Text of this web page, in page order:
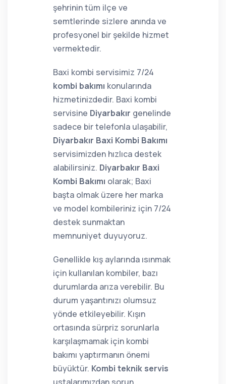
şehrinin tüm ilçe ve
semtlerinde sizlere anında ve
profesyonel bir şekilde hizmet
vermektedir.
Baxi kombi servisimiz 7/24
kombi bakımı konularında
hizmetinizdedir. Baxi kombi
servisine Diyarbakır genelinde
sadece bir telefonla ulaşabilir,
Diyarbakır Baxi Kombi Bakımı
servisimizden hızlıca destek
alabilirsiniz. Diyarbakır Baxi
Kombi Bakımı olarak; Baxi
başta olmak üzere her marka
ve model kombileriniz için 7/24
destek sunmaktan
memnuniyet duyuyoruz.
Genellikle kış aylarında ısınmak
için kullanılan kombiler, bazı
durumlarda arıza verebilir. Bu
durum yaşantınızı olumsuz
yönde etkileyebilir. Kışın
ortasında sürpriz sorunlarla
karşılaşmamak için kombi
bakımı yaptırmanın önemi
büyüktür. Kombi teknik servis